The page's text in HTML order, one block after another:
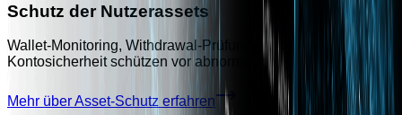
Schutz der Nutzerassets
Wallet-Monitoring, Withdrawal-Prüfung und mehrschichtige
Kontosicherheit schützen vor abnormalen Risikoereignissen.
Mehr über Asset-Schutz erfahren